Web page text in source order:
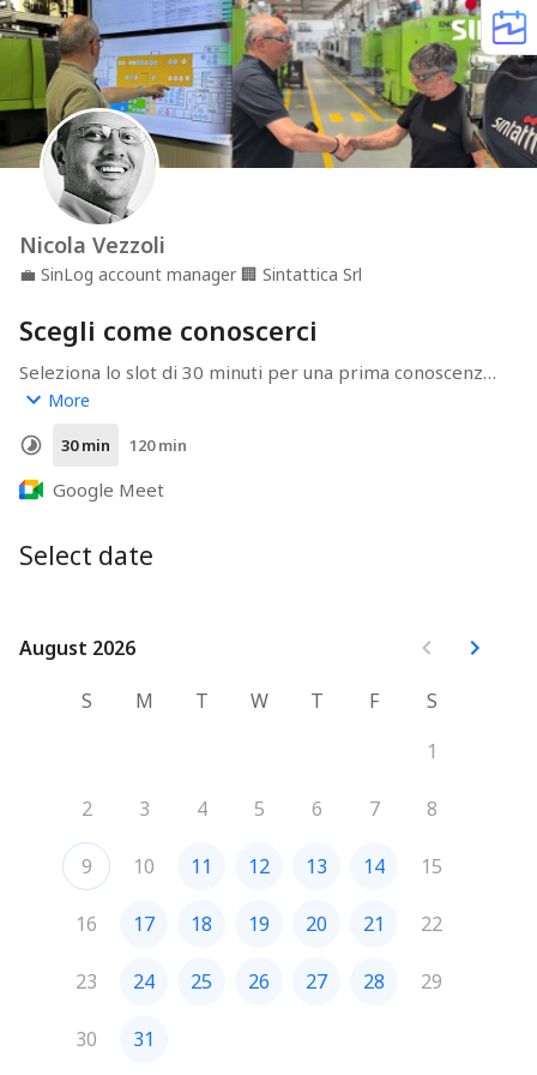
Nicola Vezzoli
💼 SinLog account manager 🏢 Sintattica Srl
Scegli come conoscerci
Seleziona lo slot di 30 minuti per una prima conoscenza
oppure quello di 2 ore per l'assesment gratuito
More
30 min 120 min
Google Meet
Select date
August 2026
August 2026
S
M T W T F
S
1
2 3 4 5 6 7 8
9 10 11 12 13 14 15
16 17 18 19 20 21 22
23 24 25 26 27 28 29
30 31